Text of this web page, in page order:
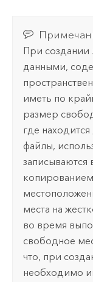
При создании
данными,
иметь по
размер
где
файлы,
записываются
места на
во время
свободное
что, при
необходимо